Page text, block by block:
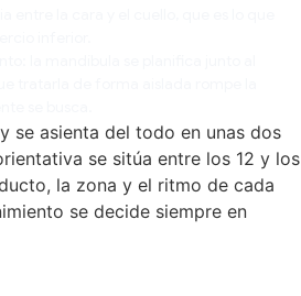
se asienta del todo en unas dos
se sitúa entre los 12 y los
la zona y el ritmo de cada
se decide siempre en